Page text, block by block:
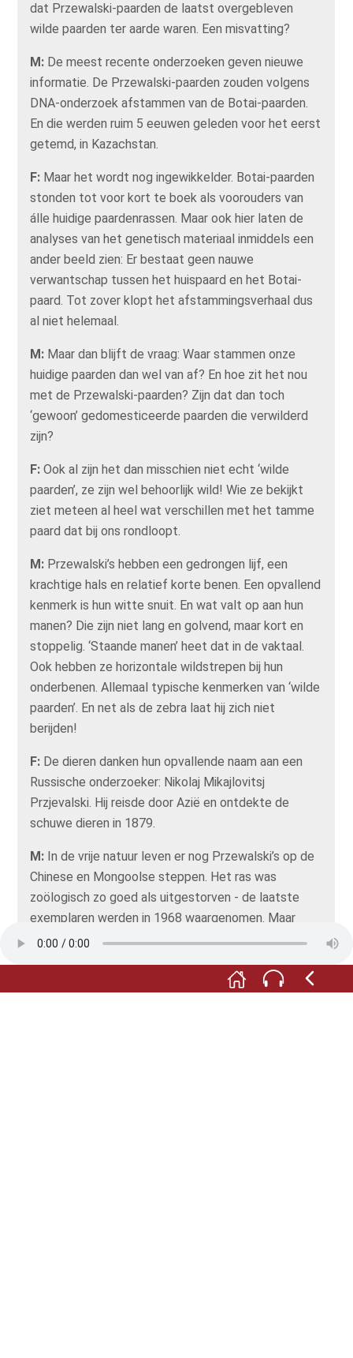
dat Przewalski-paarden de laatst overgebleven
wilde paarden ter aarde waren. Een misvatting?
M: De meest recente onderzoeken geven nieuwe
informatie. De Przewalski-paarden zouden volgens
DNA-onderzoek afstammen van de Botai-paarden.
En die werden ruim 5 eeuwen geleden voor het eerst
getemd, in Kazachstan.
F: Maar het wordt nog ingewikkelder. Botai-paarden
stonden tot voor kort te boek als voorouders van
álle huidige paardenrassen. Maar ook hier laten de
analyses van het genetisch materiaal inmiddels een
ander beeld zien: Er bestaat geen nauwe
verwantschap tussen het huispaard en het Botai-
paard. Tot zover klopt het afstammingsverhaal dus
al niet helemaal.
M: Maar dan blijft de vraag: Waar stammen onze
huidige paarden dan wel van af? En hoe zit het nou
met de Przewalski-paarden? Zijn dat dan toch
‘gewoon’ gedomesticeerde paarden die verwilderd
zijn?
F: Ook al zijn het dan misschien niet echt ‘wilde
paarden’, ze zijn wel behoorlijk wild! Wie ze bekijkt
ziet meteen al heel wat verschillen met het tamme
paard dat bij ons rondloopt.
M: Przewalski’s hebben een gedrongen lijf, een
krachtige hals en relatief korte benen. Een opvallend
kenmerk is hun witte snuit. En wat valt op aan hun
manen? Die zijn niet lang en golvend, maar kort en
stoppelig. ‘Staande manen’ heet dat in de vaktaal.
Ook hebben ze horizontale wildstrepen bij hun
onderbenen. Allemaal typische kenmerken van ‘wilde
paarden’. En net als de zebra laat hij zich niet
berijden!
F: De dieren danken hun opvallende naam aan een
Russische onderzoeker: Nikolaj Mikajlovitsj
Przjevalski. Hij reisde door Azië en ontdekte de
schuwe dieren in 1879.
M: In de vrije natuur leven er nog Przewalski’s op de
Chinese en Mongoolse steppen. Het ras was
zoölogisch zo goed als uitgestorven - de laatste
exemplaren werden in 1968 waargenomen. Maar
dankzij een ingenieus fokprogramma kon de soort
verwilderingsprogramma's verliepen veelbelovend.